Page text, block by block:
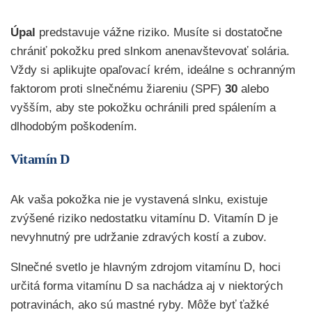
Úpal predstavuje vážne riziko. Musíte si dostatočne
chrániť pokožku pred slnkom anenavštevovať solária.
Vždy si aplikujte opaľovací krém, ideálne s ochranným
faktorom proti slnečnému žiareniu (SPF) 30 alebo
vyšším, aby ste pokožku ochránili pred spálením a
dlhodobým poškodením.
Vitamín D
Ak vaša pokožka nie je vystavená slnku, existuje
zvýšené riziko nedostatku vitamínu D. Vitamín D je
nevyhnutný pre udržanie zdravých kostí a zubov.
Slnečné svetlo je hlavným zdrojom vitamínu D, hoci
určitá forma vitamínu D sa nachádza aj v niektorých
potravinách, ako sú mastné ryby. Môže byť ťažké